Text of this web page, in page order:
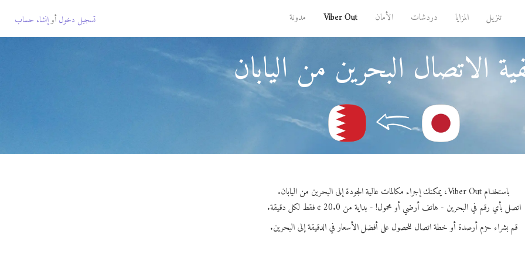
تنزيل المزايا دردشات الأمان Viber Out مدونة تسجيل دخول أوإنشاء حساب
الاتصال البحرين من اليابان
باستخدام Viber Out، يمكنك إجراء مكالمات عالية الجودة إلى البحرين من اليابان.
اتصل بأي رقم في البحرين - هاتف أرضي أو محمول! - بداية من 20.0 ¢ فقط لكل دقيقة.
قم بشراء حزم أرصدة أو خطة اتصال للحصول على أفضل الأسعار في الدقيقة إلى البحرين.